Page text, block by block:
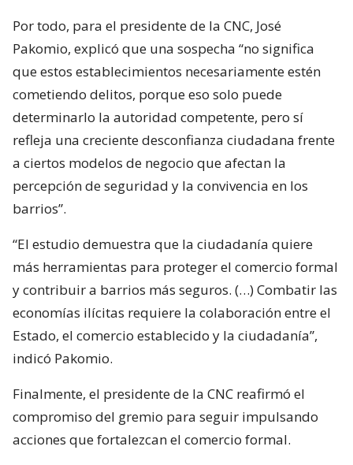
Por todo, para el presidente de la CNC, José
Pakomio, explicó que una sospecha “no significa
que estos establecimientos necesariamente estén
cometiendo delitos, porque eso solo puede
determinarlo la autoridad competente, pero sí
refleja una creciente desconfianza ciudadana frente
a ciertos modelos de negocio que afectan la
percepción de seguridad y la convivencia en los
barrios”.
“El estudio demuestra que la ciudadanía quiere
más herramientas para proteger el comercio formal
y contribuir a barrios más seguros. (…) Combatir las
economías ilícitas requiere la colaboración entre el
Estado, el comercio establecido y la ciudadanía”,
indicó Pakomio.
Finalmente, el presidente de la CNC reafirmó el
compromiso del gremio para seguir impulsando
acciones que fortalezcan el comercio formal.